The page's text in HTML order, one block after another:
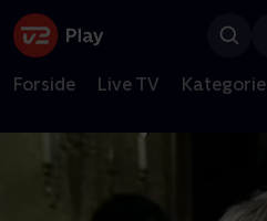
Forside Live TV